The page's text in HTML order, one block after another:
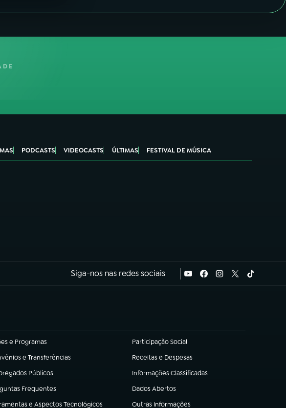
PODCASTS VIDEOCASTS ÚLTIMAS FESTIVAL DE MÚSICA
Siga-nos nas redes sociais
e Programas
em nova aba) Participação Social
(abre em nova aba)
e Transferências
em nova aba) Receitas e Despesas
(abre em nova aba)
Públicos
em nova aba) Informações Classificadas
(abre em nova aba)
Frequentes
em nova aba) Dados Abertos
(abre em nova aba)
e Aspectos Tecnológicos Outras Informações